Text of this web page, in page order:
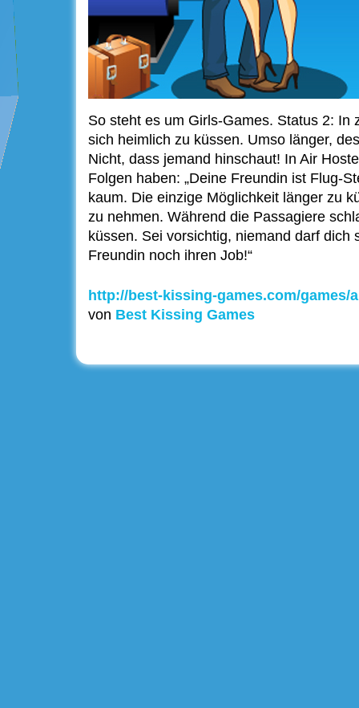
So steht es um Girls-Games. Status 2: In
sich heimlich zu küssen. Umso länger,
Nicht, dass jemand hinschaut! In Air
Folgen haben: „Deine Freundin ist Flug-
kaum. Die einzige Möglichkeit länger zu
zu nehmen. Während die Passagiere
küssen. Sei vorsichtig, niemand darf dich
Freundin noch ihren Job!“
http://best-kissing-games.com/games/
von Best Kissing Games